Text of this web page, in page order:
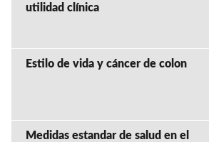
utilidad clínica
Estilo de vida y cáncer de colon
Medidas estandar de salud en el